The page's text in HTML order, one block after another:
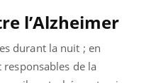
l’Alzheimer
durant la nuit ; en
de la